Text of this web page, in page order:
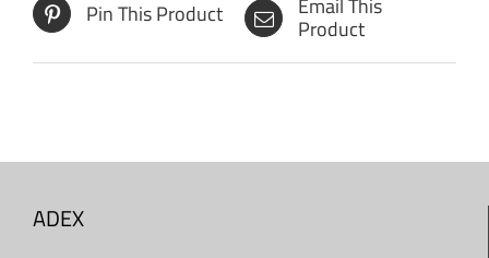
Pin This Product Email This
Product
ADEX